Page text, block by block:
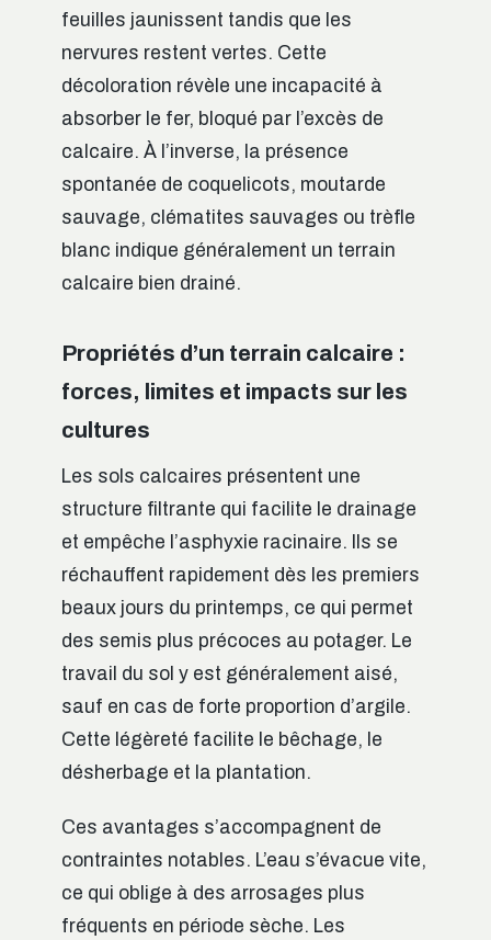
feuilles jaunissent tandis que les
nervures restent vertes. Cette
décoloration révèle une incapacité à
absorber le fer, bloqué par l’excès de
calcaire. À l’inverse, la présence
spontanée de coquelicots, moutarde
sauvage, clématites sauvages ou trèfle
blanc indique généralement un terrain
calcaire bien drainé.
Propriétés d’un terrain calcaire :
forces, limites et impacts sur les
cultures
Les sols calcaires présentent une
structure filtrante qui facilite le drainage
et empêche l’asphyxie racinaire. Ils se
réchauffent rapidement dès les premiers
beaux jours du printemps, ce qui permet
des semis plus précoces au potager. Le
travail du sol y est généralement aisé,
sauf en cas de forte proportion d’argile.
Cette légèreté facilite le bêchage, le
désherbage et la plantation.
Ces avantages s’accompagnent de
contraintes notables. L’eau s’évacue vite,
ce qui oblige à des arrosages plus
fréquents en période sèche. Les